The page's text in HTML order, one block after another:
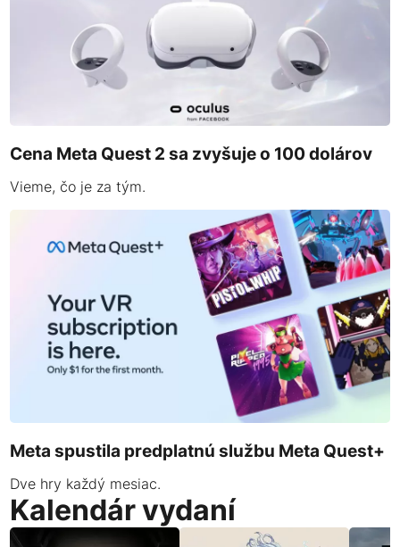
Cena Meta Quest 2 sa zvyšuje o 100 dolárov
Vieme, čo je za tým.
Meta spustila predplatnú službu Meta Quest+
Dve hry každý mesiac.
Kalendár vydaní